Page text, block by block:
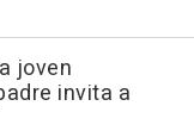
joven
invita a